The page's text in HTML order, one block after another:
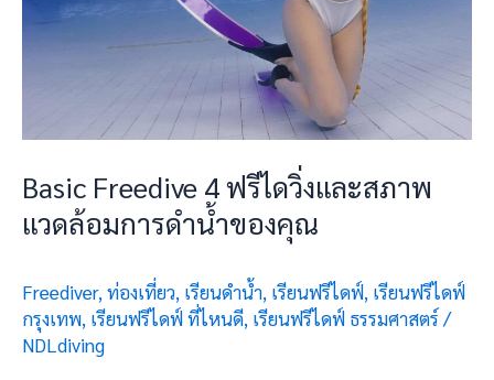
Basic Freedive 4 ฟรีไดวิ่งและสภาพ
แวดล้อมการดำน้ำของคุณ
Freediver, ท่องเที่ยว, เรียนดำน้ำ, เรียนฟรีไดฟ์, เรียนฟรีไดฟ์
กรุงเทพ, เรียนฟรีไดฟ์ ที่ไหนดี, เรียนฟรีไดฟ์ ธรรมศาสตร์/
NDLdiving
ดำ
น้ำ